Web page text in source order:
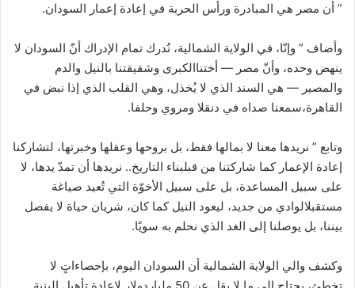
” أن مصر هي المبادرة ورأس الحربة في إعادة إعمار السودان.
وأضاف ” وإنّا، في الولاية الشمالية، نُدرك تمام الإدراك أنّ السودان لا
ينهض وحده، وأنّ مصر — أختناالكبرى وشقيقتنا بالنيل والدم
والمصير — هي السند الذي لا يُخذل، وهي القلب الذي إذا نبض في
القاهرة،سمعنا صداه في دنقلا ومروي وحلفا.
وتابع ” نريدها معنا لا بمالها فقط، بل بروحها وعقلها وخبرتها، لتشاركنا
إعادة الإعمار كما شاركتنا من قبلبناء التاريخ.. نريدها أن تمدّ يدها، لا
على سبيل المساعدة، بل على سبيل الأخوّة التي تُعيد صياغة
مستقبلالوادي من جديد، ليعود النيل كما كان، شريان حياة لا يفصل
بيننا، بل يوصلنا إلى الغد الذي نحلم به سويًا.
وكشف والي الولاية الشمالية أن السودان اليوم، بإحصاءاتٍ لا